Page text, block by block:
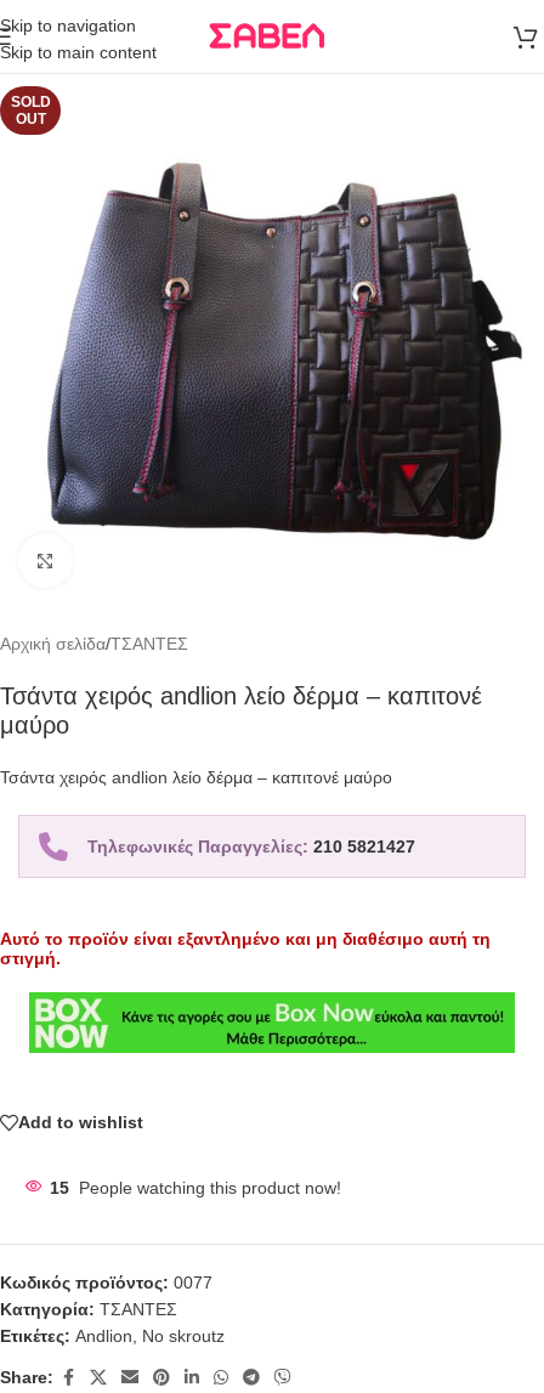
Skip to navigation
Skip to main content
άνω των 80€
Παραγγελία
SOLD
OUT
Αρχική σελίδα/ΤΣΑΝΤΕΣ
Τσάντα χειρός andlion λείο δέρμα – καπιτονέ
μαύρο
Τσάντα χειρός andlion λείο δέρμα – καπιτονέ μαύρο
Τηλεφωνικές Παραγγελίες: 210 5821427
Αυτό το προϊόν είναι εξαντλημένο και μη διαθέσιμο αυτή τη
στιγμή.
Add to wishlist
15 People watching this product now!
Κωδικός προϊόντος: 0077
Κατηγορία: ΤΣΑΝΤΕΣ
Ετικέτες: Andlion No skroutz
Share: